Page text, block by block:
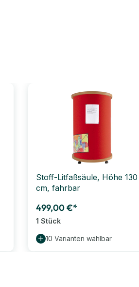
Stoff-Litfaßsäule, Höhe 130
cm, fahrbar
499,00 €*
1 Stück
10 Varianten wählbar